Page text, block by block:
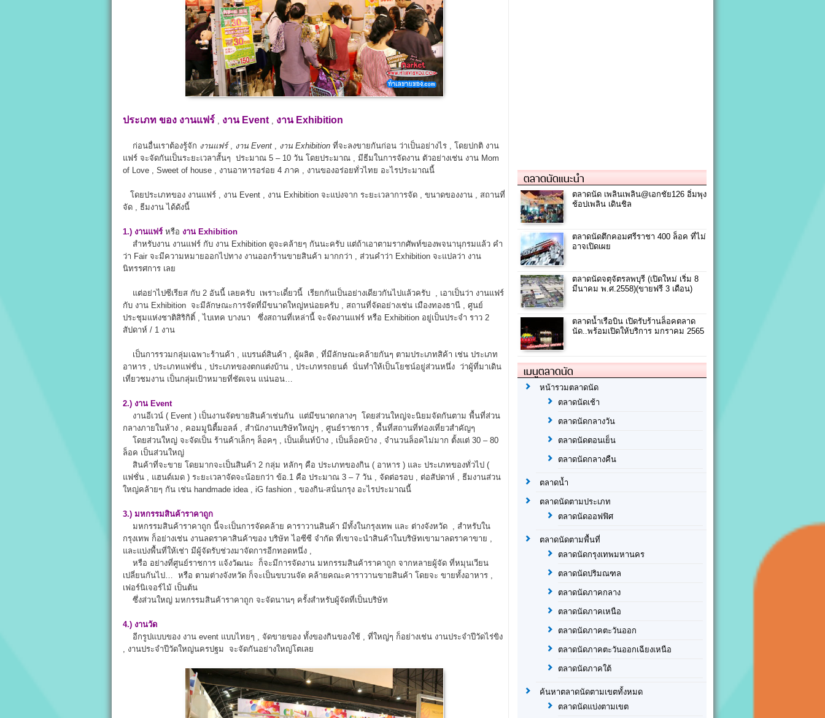
ประเภท ของ งานแฟร์ , งาน Event, งาน Exhibition
ก่อนอื่นเราต้องรู้จัก งานแฟร์, งาน Event , งาน Exhibition ที่จะลงขายกันก่อน ว่าเป็นอย่างไร , โดยปกติ งาน
แฟร์ จะจัดกันเป็นระยะเวลาสั้นๆ ประมาณ 5 – 10 วัน โดยประมาณ , มีธีมในการจัดงาน ตัวอย่างเช่น งาน Mom
of Love , Sweet of house , งานอาหารอร่อย 4 ภาค , งานของอร่อยทั่วไทย อะไรประมาณนี้
โดยประเภทของ งานแฟร์ , งาน Event , งาน Exhibition จะแบ่งจาก ระยะเวลาการจัด , ขนาดของงาน , สถานที่
จัด , ธีมงาน ได้ดังนี้
1.) งานแฟร์ หรือ งาน Exhibition
สำหรับงาน งานแฟร์ กับ งาน Exhibition ดูจะคล้ายๆ กันนะครับ แต่ถ้าเอาตามรากศัพท์ของพจนานุกรมแล้ว คำ
ว่า Fair จะมีความหมายออกไปทาง งานออกร้านขายสินค้า มากกว่า , ส่วนคำว่า Exhibition จะแปลว่า งาน
นิทรรศการ เลย
แต่อย่าไปซีเรียส กับ 2 อันนี้ เลยครับ เพราะเดี๋ยวนี้ เรียกกันเป็นอย่างเดียวกันไปแล้วครับ , เอาเป็นว่า งานแฟร์
กับ งาน Exhibition จะมีลักษณะการจัดที่มีขนาดใหญ่หน่อยครับ , สถานที่จัดอย่างเช่น เมืองทองธานี , ศูนย์
ประชุมแห่งชาติสิริกิติ์ , ไบเทค บางนา ซึ่งสถานที่เหล่านี้ จะจัดงานแฟร์ หรือ Exhibition อยู่เป็นประจำ ราว 2
สัปดาห์ / 1 งาน
เป็นการรวมกลุ่มเฉพาะร้านค้า , แบรนด์สินค้า , ผู้ผลิต , ที่มีลักษณะคล้ายกันๆ ตามประเภทสิค้า เช่น ประเภท
อาหาร , ประเภทแฟชั่น , ประเภทของตกแต่งบ้าน , ประเภทรถยนต์ นั่นทำให้เป็นโยชน์อยู่ส่วนหนึ่ง ว่าผู้ที่มาเดิน
เที่ยวชมงาน เป็นกลุ่มเป้าหมายที่ชัดเจน แน่นอน…
2.) งาน Event
งานอีเวน์ ( Event ) เป็นงานจัดขายสินค้าเช่นกัน แต่มีขนาดกลางๆ โดยส่วนใหญ่จะนิยมจัดกันตาม พื้นที่ส่วน
กลางภายในห้าง , คอมมูนิตี้มอลล์ , สำนักงานบริษัทใหญ่ๆ , ศูนย์ราชการ , พื้นที่สถานที่ท่องเที่ยวสำคัญๆ
โดยส่วนใหญ่ จะจัดเป็น ร้านค้าเล็กๆ ล็อคๆ , เป็นเต็นท์บ้าง , เป็นล็อคบ้าง , จำนวนล็อคไม่มาก ตั้งแต่ 30 – 80
ล็อค เป็นส่วนใหญ่
สินค้าที่จะขาย โดยมากจะเป็นสินค้า 2 กลุ่ม หลักๆ คือ ประเภทของกิน ( อาหาร ) และ ประเภทของทั่วไป (
แฟชั่น , แฮนด์เมด ) ระยะเวลาจัดจะน้อยกว่า ข้อ.1 คือ ประมาณ 3 – 7 วัน , จัดต่อรอบ , ต่อสัปดาห์ , ธีมงานส่วน
ใหญ่คล้ายๆ กัน เช่น handmade idea , iG fashion , ของกิน-สนั่นกรุง อะไรประมาณนี้
3.) มหกรรมสินค้าราคาถูก
มหกรรมสินค้าราคาถูก นี้จะเป็นการจัดคล้าย คาราวานสินค้า มีทั้งในกรุงเทพ และ ต่างจังหวัด , สำหรับใน
กรุงเทพ ก็อย่างเช่น งานลดราคาสินค้าของ บริษัท ไอซีซี จำกัด ที่เขาจะนำสินค้าในบริษัทเขามาลดราคาขาย ,
และแบ่งพื้นที่ให้เช่า มีผู้จัดรับช่วงมาจัดการอีกทอดหนึ่ง ,
หรือ อย่างที่ศูนย์ราชการ แจ้งวัฒนะ ก็จะมีการจัดงาน มหกรรมสินค้าราคาถูก จากหลายผู้จัด ที่หมุนเวียน
เปลี่ยนกันไป… หรือ ตามต่างจังหวัด ก็จะเป็นขบวนจัด คล้ายคณะคาราวานขายสินค้า โดยจะ ขายทั้งอาหาร ,
เฟอร์นิเจอร์ไม้ เป็นต้น
ซึ่งส่วนใหญ่ มหกรรมสินค้าราคาถูก จะจัดนานๆ ครั้งสำหรับผู้จัดที่เป็นบริษัท
4.) งานวัด
อีกรูปแบบของ งาน event แบบไทยๆ , จัดขายของ ทั้งของกินของใช้ , ที่ใหญ่ๆ ก็อย่างเช่น งานประจำปีวัดไร่ขิง
, งานประจำปีวัดใหญ่นครปฐม จะจัดกันอย่างใหญ่โตเลย
ตลาดนัดแนะนำ
ตลาดนัด เพลินเพลิน@เอกชัย126 อิ่มพุง
ช้อปเพลิน เดินชิล
ตลาดนัดตึกคอมศรีราชา 400 ล็อค ที่ไม่
อาจเปิดเผย
ตลาดนัดจตุจัตรลพบุรี (เปิดใหม่ เริ่ม 8
มีนาคม พ.ศ.2558)(ขายฟรี 3 เดือน)
ตลาดน้ำเรือบิน เปิดรับร้านล็อคตลาด
นัด..พร้อมเปิดให้บริการ มกราคม 2565
เมนูตลาดนัด
หน้ารวมตลาดนัด
ตลาดนัดเช้า
ตลาดนัดกลางวัน
ตลาดนัดตอนเย็น
ตลาดนัดกลางคืน
ตลาดน้ำ
ตลาดนัดตามประเภท
ตลาดนัดออฟฟิศ
ตลาดนัดตามพื้นที่
ตลาดนัดกรุงเทพมหานคร
ตลาดนัดปริมณฑล
ตลาดนัดภาคกลาง
ตลาดนัดภาคเหนือ
ตลาดนัดภาคตะวันออก
ตลาดนัดภาคตะวันออกเฉียงเหนือ
ตลาดนัดภาคใต้
ค้นหาตลาดนัดตามเขตทั้งหมด
ตลาดนัดแบ่งตามเขต